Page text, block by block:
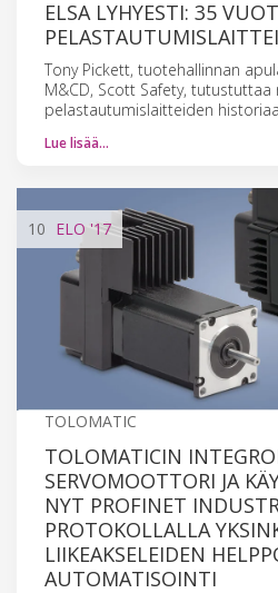
ELSA LYHYESTI: 35
Tony Pickett, tuotehallinnan
M&CD, Scott Safety, tutustuttaa
pelastautumislaitteiden
Lue lisää…
10 ELO '17
TOLOMATIC
TOLOMATICIN
SERVOMOOTTORI JA
NYT PROFINET
PROTOKOLLALLA
LIIKEAKSELEIDEN
AUTOMATISOINTI